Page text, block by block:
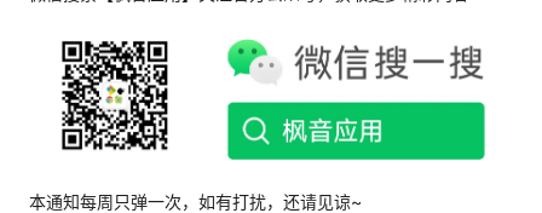
来也是没有像样的客户端的。如今GitHub上的大
神制作了一款吾爱破解三方安卓客户端，体验非
常好！
本通知每周只弹一次，如有打扰，还请见谅~